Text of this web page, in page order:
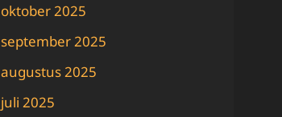
oktober 2025
september 2025
augustus 2025
juli 2025